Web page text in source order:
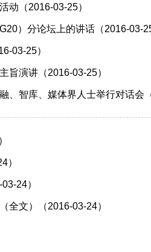
动（2016-03-25）
）分论坛上的讲话（2016-03-25
03-25）
旨演讲（2016-03-25）
智库、媒体界人士举行对话会
）
24）
全文）（2016-03-24）